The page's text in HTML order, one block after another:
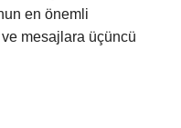
en önemli
mesajlara üçüncü